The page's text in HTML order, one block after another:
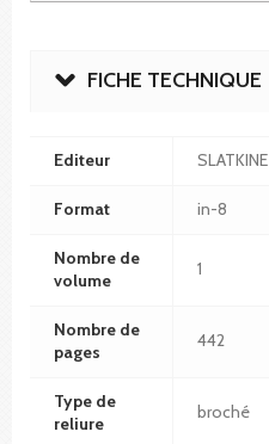
FICHE TECHNIQUE
Editeur SLATKINE
Format in-8
Nombre de
volume
1
Nombre de
pages
442
Type de
reliure
broché